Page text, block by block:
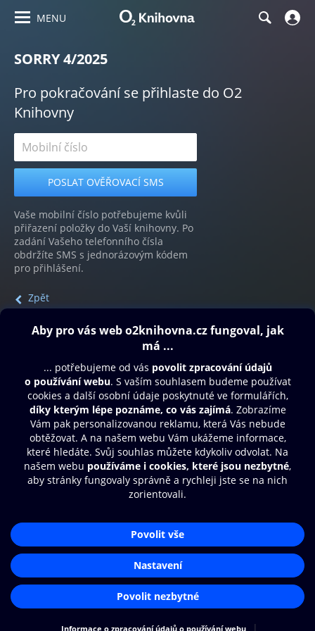
MENU
SORRY 4/2025
Pro pokračování se přihlaste do O2
Knihovny
Vaše mobilní číslo potřebujeme kvůli
přiřazení položky do Vaší knihovny. Po
zadání Vašeho telefonního čísla
obdržíte SMS s jednorázovým kódem
pro přihlášení.
Zpět
Obsah ke stažení
Moje O2 Knihovna
Další zábava
© O2 Czech Republic a.s.
Přístupnost
Zásady zpracování osobních údajů
Nastavení cookies
Aplikace O2 Knihovna
Čti a poslouchej své e-knihy a
audioknihy rychleji a pohodlněji.